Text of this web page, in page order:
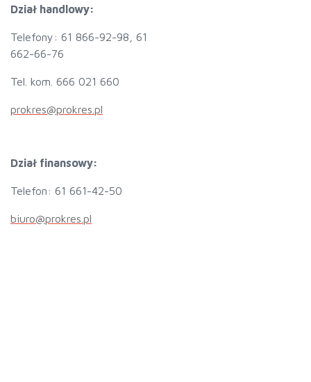
Dział handlowy:
Telefony: 61 866-92-98, 61
662-66-76
Tel. kom. 666 021 660
prokres@prokres.pl
Dział finansowy:
Telefon: 61 661-42-50
biuro@prokres.pl